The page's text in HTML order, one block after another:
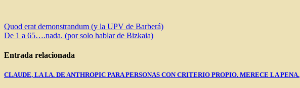
Navegación
de
entradas
Quod erat demonstrandum (y la UPV de Barberá)
De 1 a 65….nada. (por solo hablar de Bizkaia)
Entrada relacionada
CLAUDE, LA I.A. DE ANTHROPIC PARA PERSONAS CON CRITERIO PROPIO. MERECE LA PENA.